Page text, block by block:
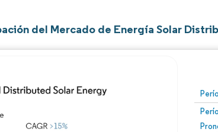
del Mercado de Energía Solar